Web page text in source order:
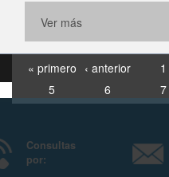
Ver más
« primero ‹ anterior 1
5
6 7
Consultas